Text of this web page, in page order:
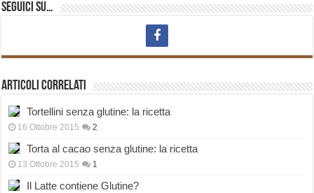
Seguici su…
Articoli correlati
Tortellini senza glutine: la ricetta
16 Ottobre 2015 2
Torta al cacao senza glutine: la ricetta
13 Ottobre 2015 1
Il Latte contiene Glutine?